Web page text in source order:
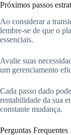
Próximos passos
Ao considerar a
lembre-se de que o
essenciais.
Avalie suas
um gerenciamento
Cada passo dado
rentabilidade da sua
constante mudança.
Perguntas Frequentes